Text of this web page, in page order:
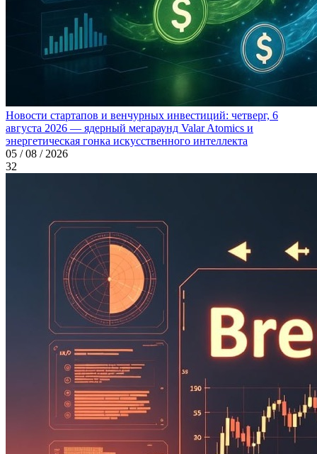
Новости стартапов и венчурных инвестиций: четверг, 6
августа 2026 — ядерный мегараунд Valar Atomics и
энергетическая гонка искусственного интеллекта
05 / 08 / 2026
32